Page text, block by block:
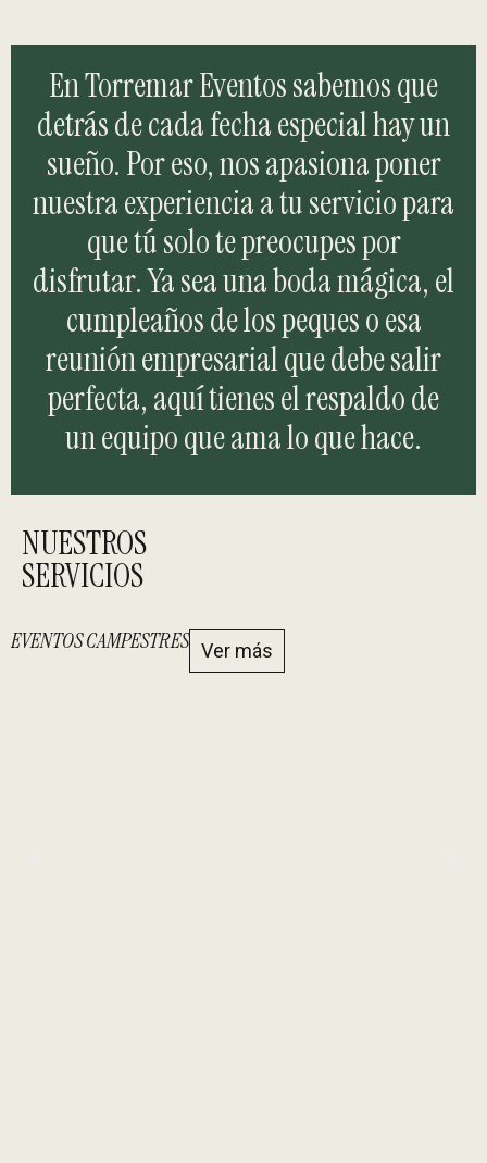
En Torremar Eventos sabemos que
detrás de cada fecha especial hay un
sueño. Por eso, nos apasiona poner
nuestra experiencia a tu servicio para
que tú solo te preocupes por
disfrutar. Ya sea una boda mágica, el
cumpleaños de los peques o esa
reunión empresarial que debe salir
perfecta, aquí tienes el respaldo de
un equipo que ama lo que hace.
NUESTROS
SERVICIOS
EVENTOS CAMPESTRES Ver más